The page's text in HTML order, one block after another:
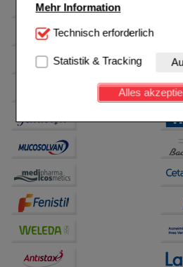
Mehr Information
Technisch Notwendig:Hierbei
Website notwendig sind (z.B.
Kundenkonto), weshalb auf
werden kann.
Einkaufserlebnis noch
Besuchers oder unsere Seite an
Verhaltensweisen (z.B.
anzupassen. Komfort-Cookies
auch auf Ihre Bedürfnisse
anzuzeigen und unser
betreiben.
Statistik & Tracking:
Hierüber
Informationen über die Art und
unserer Website sammeln, mit
Technisch erforderlich
Statistik & Tracking
Alles